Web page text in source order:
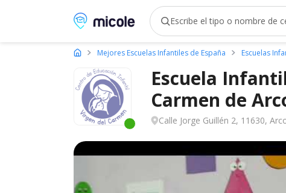
Micole, buscador de colegios
Mejores Escuelas Infantiles de España Escuelas
Este centro ha estado online
Escuela
Carmen de
Calle Jorge Guillén 2, 11630,